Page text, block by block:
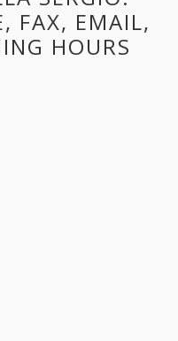
FAX, EMAIL,
HOURS